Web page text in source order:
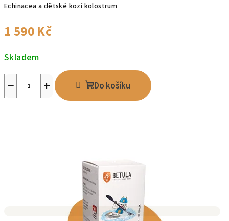
Echinacea a dětské kozí kolostrum
1 590 Kč
Skladem
+
− Do košíku